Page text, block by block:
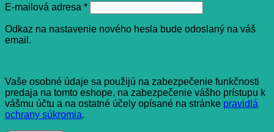
E-mailová adresa *Povinné
Odkaz na nastavenie nového hesla bude odoslaný na váš
email.
Vaše osobné údaje sa použijú na zabezpečenie funkčnosti
predaja na tomto eshope, na zabezpečenie vášho prístupu k
vášmu účtu a na ostatné účely opísané na stránke pravidlá
ochrany súkromia.